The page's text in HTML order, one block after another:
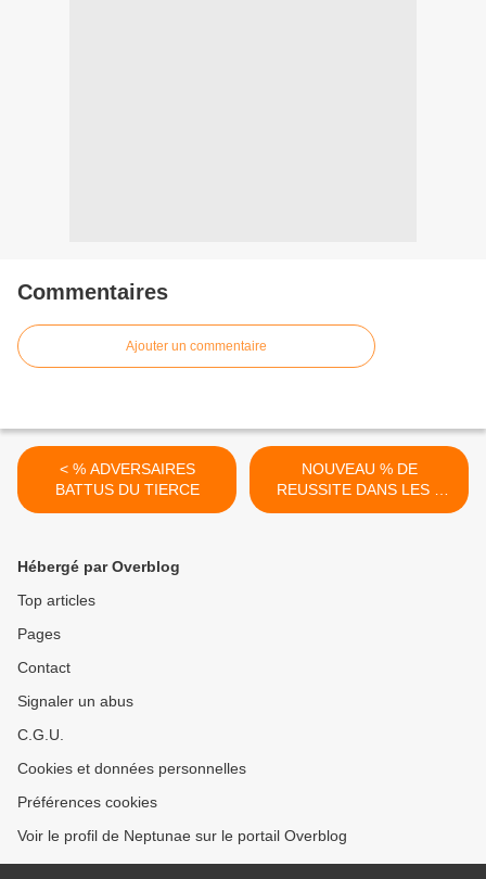
Commentaires
Ajouter un commentaire
< % ADVERSAIRES
BATTUS DU TIERCE
NOUVEAU % DE
REUSSITE DANS LES 5
PREMIERS SUR TOUTE LA
Hébergé par Overblog
Top articles
Pages
Contact
Signaler un abus
C.G.U.
Cookies et données personnelles
Préférences cookies
Voir le profil de Neptunae sur le portail Overblog